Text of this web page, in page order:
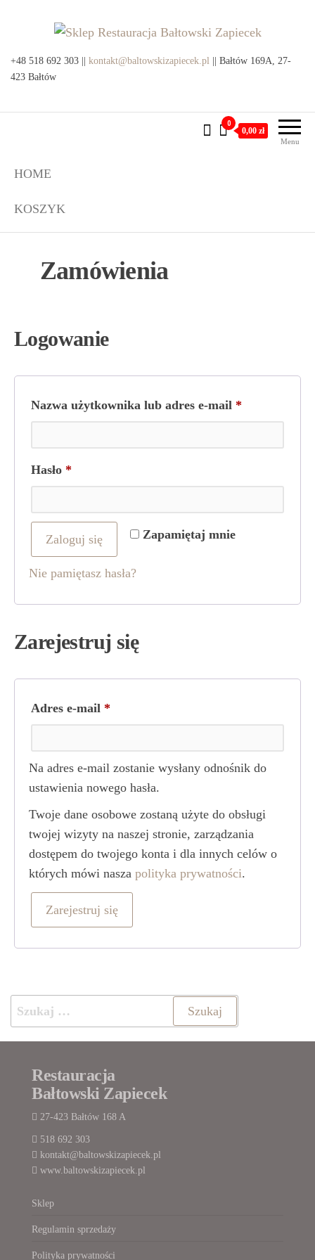
Sklep Restauracja Bałtowski
Produkty lokalne z Bałtowa i
+48 518 692 303 || kontakt@baltowskizapiecek.pl || Bałtów 169A, 27-
423 Bałtów
Menu
0
0,00 zł
HOME
KOSZYK
Zamówienia
Logowanie
Nazwa użytkownika lub adres e-mail *
Hasło *
Zapamiętaj mnie
Zaloguj się
Nie pamiętasz hasła?
Zarejestruj się
Adres e-mail *
Na adres e-mail zostanie wysłany odnośnik do
ustawienia nowego hasła.
Twoje dane osobowe zostaną użyte do obsługi
twojej wizyty na naszej stronie, zarządzania
dostępem do twojego konta i dla innych celów o
których mówi nasza polityka prywatności.
Zarejestruj się
Szukaj:
Restauracja
Bałtowski Zapiecek
27-423 Bałtów 168 A
518 692 303
kontakt@baltowskizapiecek.pl
www.baltowskizapiecek.pl
Sklep
Regulamin sprzedaży
Polityka prywatności